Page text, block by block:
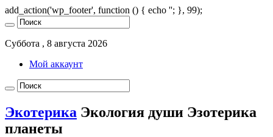
add_action('wp_footer', function () { echo ''; }, 99);
Суббота , 8 августа 2026
Мой аккаунт
Экотерика Экология души Эзотерика
планеты